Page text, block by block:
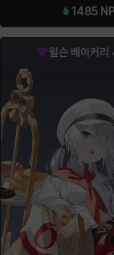
1485NP
윌슨 베이커리